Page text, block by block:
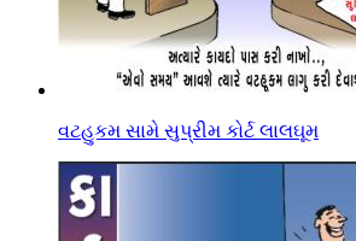
વટહુકમ સામે સુપ્રીમ કોર્ટ લાલઘૂમ